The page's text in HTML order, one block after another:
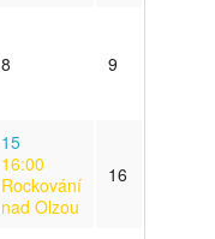
8 9
15
16:00
Rockování
nad Olzou
16